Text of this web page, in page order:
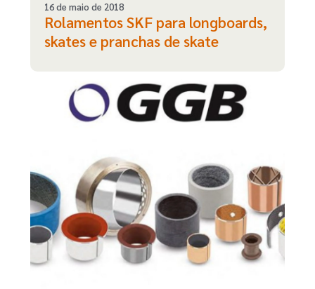
16 de maio de 2018
Rolamentos SKF para longboards,
skates e pranchas de skate